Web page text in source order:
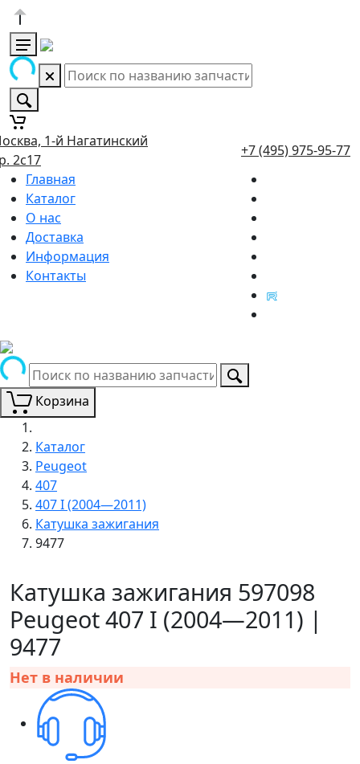
1-й Нагатинский
2с17
+7 (495) 975-95-77
Главная
Каталог
О нас
Доставка
Информация
Контакты
Корзина
Каталог
Peugeot
407
407 I (2004—2011)
Катушка зажигания
9477
Катушка зажигания 597098
Peugeot 407 I (2004—2011) |
9477
Нет в наличии